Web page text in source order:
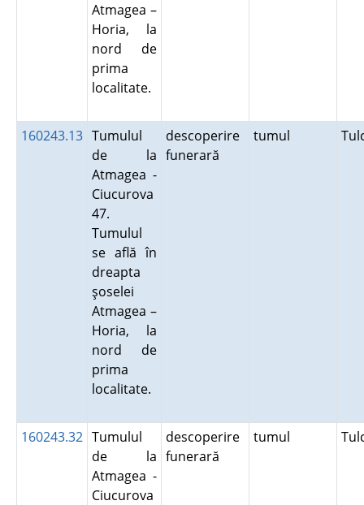
Atmagea –
Horia, la
nord de
prima
localitate.
160243.13 Tumulul
de la
Atmagea -
Ciucurova
47.
Tumulul
se află în
dreapta
şoselei
Atmagea –
Horia, la
nord de
prima
localitate.
descoperire
funerară
tumul
160243.32 Tumulul
de la
Atmagea -
Ciucurova
descoperire
funerară
tumul